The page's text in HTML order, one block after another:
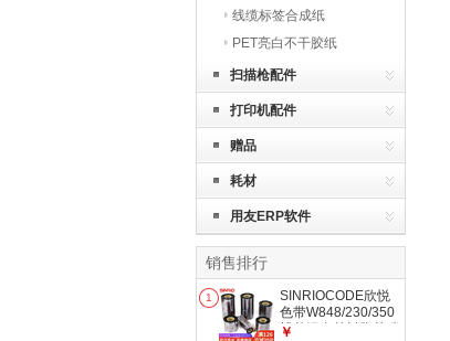
线缆标签合成纸
PET亮白不干胶纸
扫描枪配件
打印机配件
赠品
耗材
用友ERP软件
销售排行
1
SINRIOCODE欣悦
色带W848/230/350
蜡基混合基树脂基碳
￥